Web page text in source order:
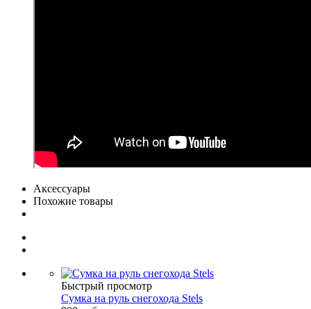
Аксессуары
Похожие товары
Быстрый просмотр
Сумка на руль снегохода Stels